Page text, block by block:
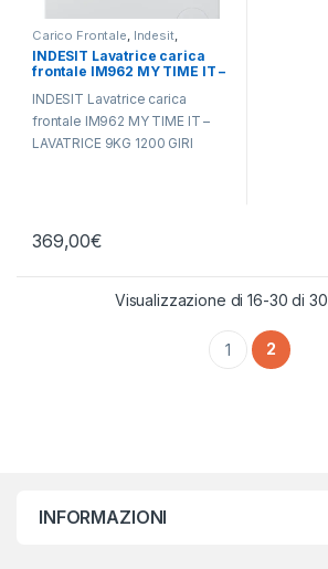
Carico Frontale, Indesit,
Lavatrici, Libera Installazione
INDESIT Lavatrice carica
frontale IM962 MY TIME IT –
INDESIT Lavatrice carica
frontale IM962 MY TIME IT –
LAVATRICE 9KG 1200 GIRI
369,00€
Visualizzazione di 16-30 di
1 2
INFORMAZIONI